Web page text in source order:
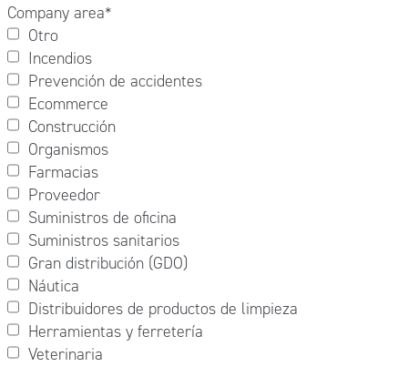
Company area*
Otro
Incendios
Prevención de accidentes
Ecommerce
Construcción
Organismos
Farmacias
Proveedor
Suministros de oficina
Suministros sanitarios
Gran distribución (GDO)
Náutica
Distribuidores de productos de limpieza
Herramientas y ferretería
Veterinaria